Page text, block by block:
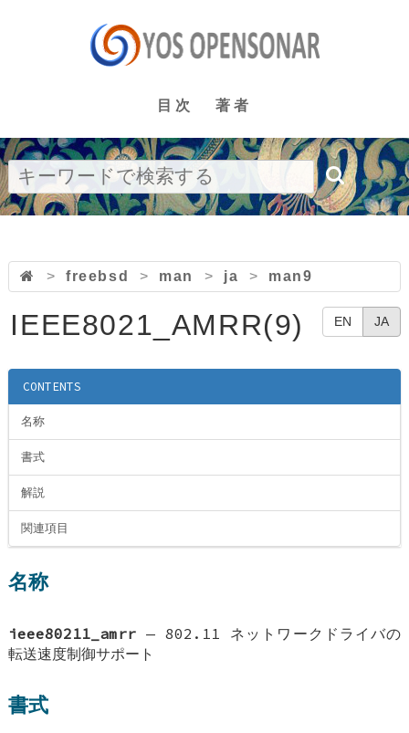
目次 著者
> freebsd > man > ja > man9
EN JA
IEEE8021_AMRR(9)
CONTENTS
名称
書式
解説
関連項目
名称
ieee80211_amrr —802.11 ネットワークドライバの
転送速度制御サポート
書式